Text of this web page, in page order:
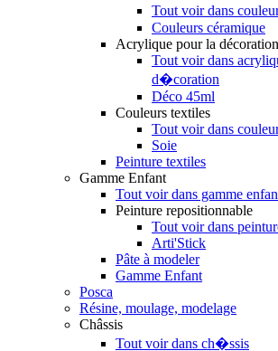
Tout voir dans
Couleurs céramique
Acrylique pour la décoration
Tout voir dans
d�coration
Déco 45ml
Couleurs textiles
Tout voir dans
Soie
Peinture textiles
Gamme Enfant
Tout voir dans gamme
Peinture repositionnable
Tout voir dans
Arti'Stick
Pâte à modeler
Gamme Enfant
Posca
Résine, moulage, modelage
Châssis
Tout voir dans ch�ssis